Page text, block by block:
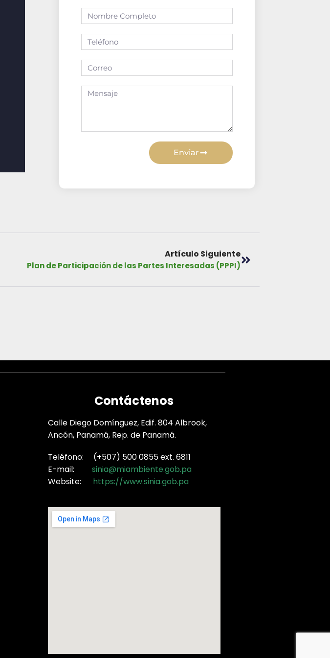
Enviar
Artículo Siguiente
Plan de Participación de las Partes Interesadas (PPPI)
Contáctenos
Calle Diego Domínguez, Edif. 804 Albrook,
Ancón, Panamá, Rep. de Panamá.
Teléfono: (+507) 500 0855 ext. 6811
E-mail: sinia@miambiente.gob.pa
Website: https://www.sinia.gob.pa